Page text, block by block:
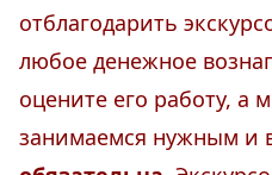
отблагодарить
любое денежное
оцените его работу, а
занимаемся нужным и